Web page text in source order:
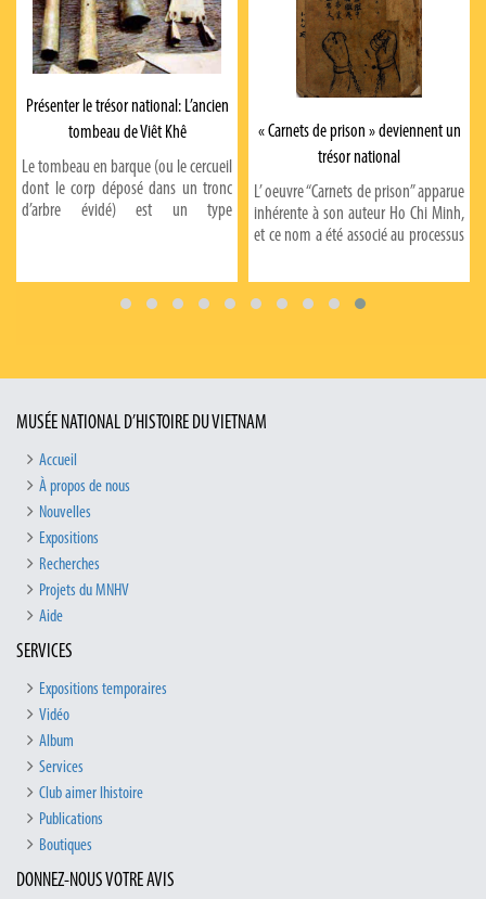
Présenter le trésor national: L’ancien
tombeau de Viêt Khê
Le tombeau en barque (ou le cercueil
dont le corp déposé dans un tronc
d’arbre évidé) est un type
Son et existant jusqu’au siècle plus
« Carnets de prison » deviennent un
trésor national
L’ oeuvre “Carnets de prison” apparue
inhérente à son auteur Ho Chi Minh,
et ce nom a été associé au processus
l’indépendance nationale du peuple
vietnamien dans les décennies au
MUSÉE NATIONAL D’HISTOIRE DU VIETNAM
Accueil
À propos de nous
Nouvelles
Expositions
Recherches
Projets du MNHV
Aide
SERVICES
Expositions temporaires
Vidéo
Album
Services
Club aimer lhistoire
Publications
Boutiques
DONNEZ-NOUS VOTRE AVIS